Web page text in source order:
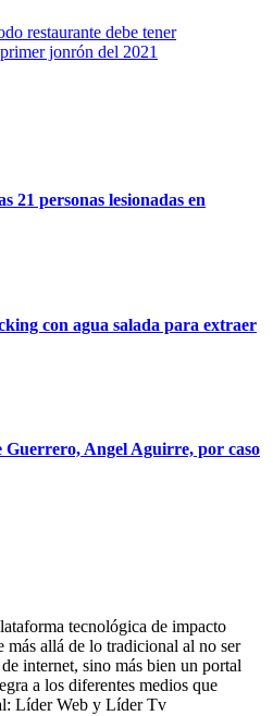
restaurante debe tener
jonrón del 2021
21 personas lesionadas en
con agua salada para extraer
Guerrero, Angel Aguirre, por caso
tecnológica de impacto
allá de lo tradicional al no ser
internet, sino más bien un portal
a los diferentes medios que
Líder Web y Líder Tv